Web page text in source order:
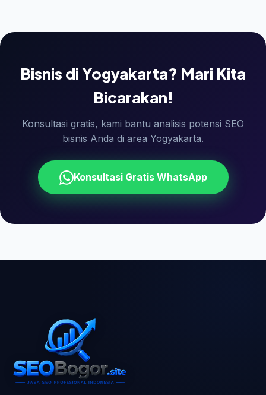
Bisnis di Yogyakarta? Mari Kita
Bicarakan!
Konsultasi gratis, kami bantu analisis potensi SEO
bisnis Anda di area Yogyakarta.
Konsultasi Gratis WhatsApp